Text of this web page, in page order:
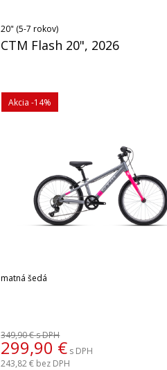
20" (5-7 rokov)
CTM Flash 20", 2026
Akcia-14%
matná šedá
349,90 €s DPH
299,90 € s DPH
243,82 € bez DPH